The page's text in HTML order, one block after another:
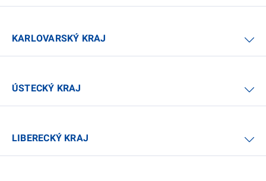
KARLOVARSKÝ KRAJ
ÚSTECKÝ KRAJ
LIBERECKÝ KRAJ